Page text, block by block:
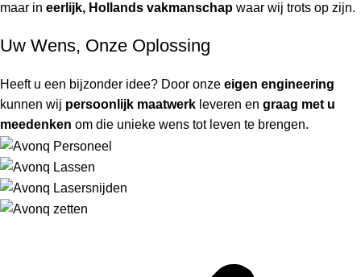
maar in eerlijk, Hollands vakmanschap waar wij trots op zijn.
Uw Wens, Onze Oplossing
Heeft u een bijzonder idee? Door onze eigen engineering
kunnen wij persoonlijk maatwerk leveren en graag met u
meedenken om die unieke wens tot leven te brengen.